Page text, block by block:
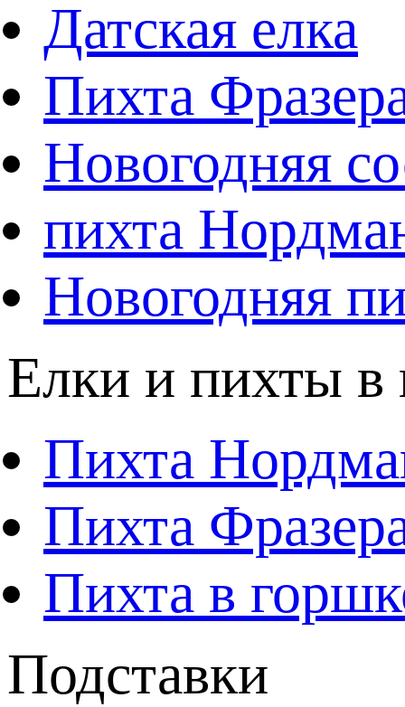
Датская елка
Пихта
Новогодняя
пихта
Новогодняя
Елки и пихты в
Пихта
Пихта
Пихта в
Подставки